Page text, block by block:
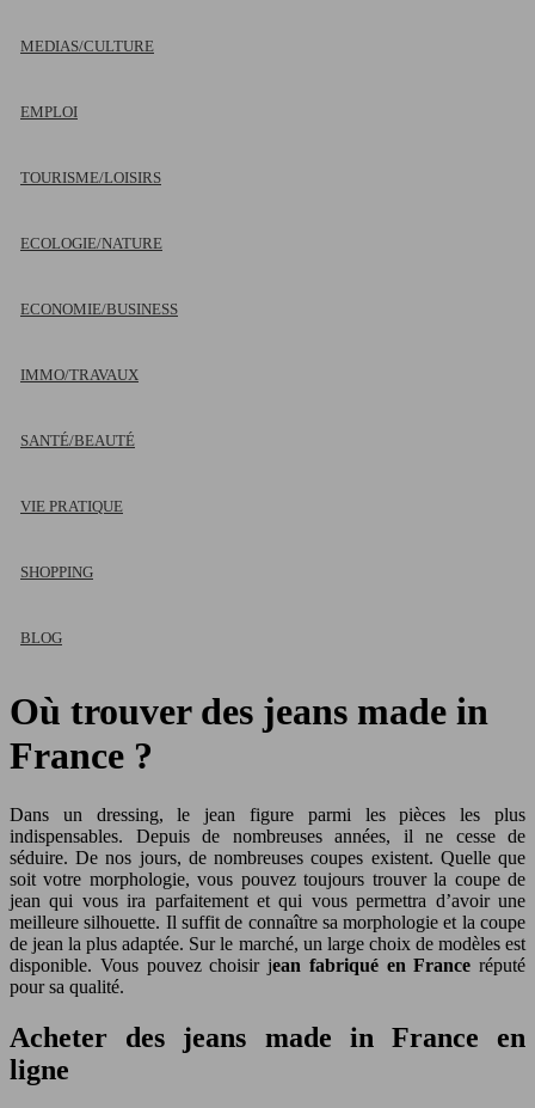
MEDIAS/CULTURE
EMPLOI
TOURISME/LOISIRS
ECOLOGIE/NATURE
ECONOMIE/BUSINESS
IMMO/TRAVAUX
SANTÉ/BEAUTÉ
VIE PRATIQUE
SHOPPING
BLOG
Où trouver des jeans made in
France ?
Dans un dressing, le jean figure parmi les pièces les plus
indispensables. Depuis de nombreuses années, il ne cesse de
séduire. De nos jours, de nombreuses coupes existent. Quelle que
soit votre morphologie, vous pouvez toujours trouver la coupe de
jean qui vous ira parfaitement et qui vous permettra d’avoir une
meilleure silhouette. Il suffit de connaître sa morphologie et la coupe
de jean la plus adaptée. Sur le marché, un large choix de modèles est
disponible. Vous pouvez choisir jean fabriqué en France réputé
pour sa qualité.
Acheter des jeans made in France en
ligne